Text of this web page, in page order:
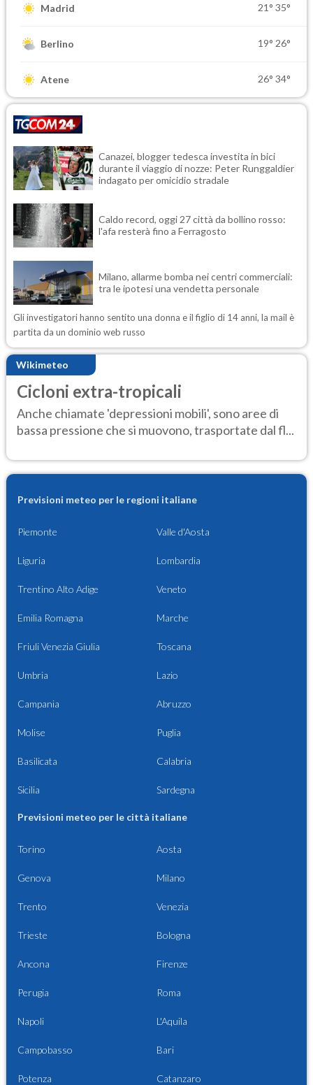
Madrid 21° 35°
Berlino 19° 26°
Atene 26° 34°
Canazei, blogger tedesca investita in bici
durante il viaggio di nozze: Peter Runggaldier
indagato per omicidio stradale
Caldo record, oggi 27 città da bollino rosso:
l'afa resterà fino a Ferragosto
Milano, allarme bomba nei centri commerciali:
tra le ipotesi una vendetta personale
Gli investigatori hanno sentito una donna e il figlio di 14 anni, la mail è
partita da un dominio web russo
Wikimeteo
Cicloni extra-tropicali
Anche chiamate 'depressioni mobili', sono aree di
bassa pressione che si muovono, trasportate dal fl...
Previsioni meteo per le regioni italiane
Piemonte Valle d'Aosta
Liguria Lombardia
Trentino Alto Adige Veneto
Emilia Romagna Marche
Friuli Venezia Giulia Toscana
Umbria Lazio
Campania Abruzzo
Molise Puglia
Basilicata Calabria
Sicilia Sardegna
Previsioni meteo per le città italiane
Torino Aosta
Genova Milano
Trento Venezia
Trieste Bologna
Ancona Firenze
Perugia Roma
Napoli L'Aquila
Campobasso Bari
Potenza Catanzaro